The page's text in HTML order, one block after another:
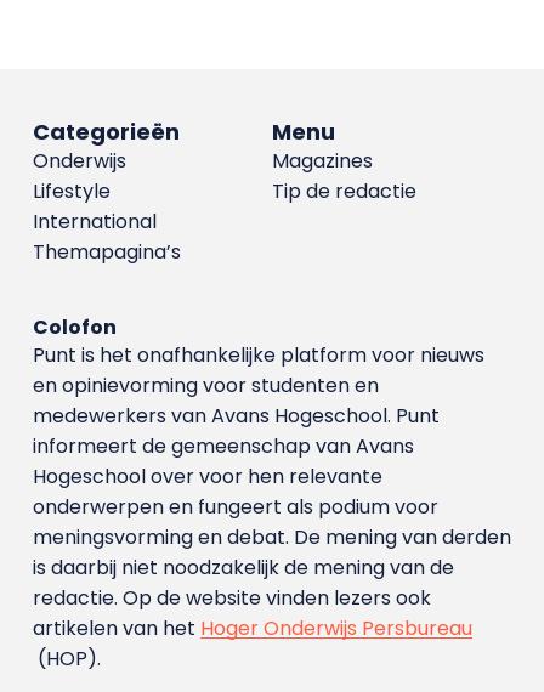
Menu
Magazines
Tip de redactie
Categorieën
Onderwijs
Lifestyle
International
Themapagina’s
Colofon
Punt is het onafhankelijke platform voor nieuws
en opinievorming voor studenten en
medewerkers van Avans Hoge­school. Punt
informeert de gemeenschap van Avans
Hogeschool over voor hen relevante
onderwerpen en fungeert als podium voor
meningsvorming en debat. De mening van derden
is daarbij niet noodzakelijk de mening van de
redactie. Op de website vinden lezers ook
artikelen van het Hoger Onderwijs Persbureau
(HOP).